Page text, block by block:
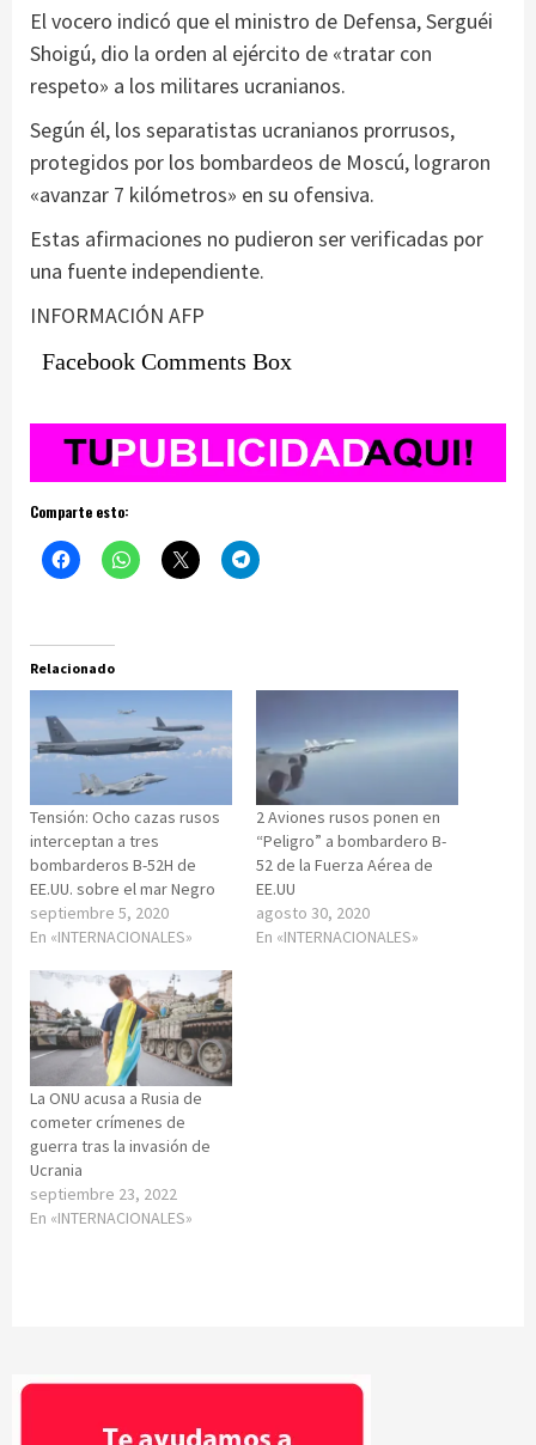
El vocero indicó que el ministro de Defensa, Serguéi
Shoigú, dio la orden al ejército de «tratar con
respeto» a los militares ucranianos.
Según él, los separatistas ucranianos prorrusos,
protegidos por los bombardeos de Moscú, lograron
«avanzar 7 kilómetros» en su ofensiva.
Estas afirmaciones no pudieron ser verificadas por
una fuente independiente.
INFORMACIÓN AFP
Facebook Comments Box
Comparte esto:
Relacionado
Tensión: Ocho cazas rusos
interceptan a tres
bombarderos B-52H de
EE.UU. sobre el mar Negro
septiembre 5, 2020
En «INTERNACIONALES»
2 Aviones rusos ponen en
“Peligro” a bombardero B-
52 de la Fuerza Aérea de
EE.UU
agosto 30, 2020
En «INTERNACIONALES»
La ONU acusa a Rusia de
cometer crímenes de
guerra tras la invasión de
Ucrania
septiembre 23, 2022
En «INTERNACIONALES»